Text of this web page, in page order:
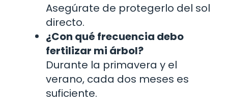
Asegúrate de protegerlo del sol
directo.
¿Con qué frecuencia debo
fertilizar mi árbol?
Durante la primavera y el
verano, cada dos meses es
suficiente.